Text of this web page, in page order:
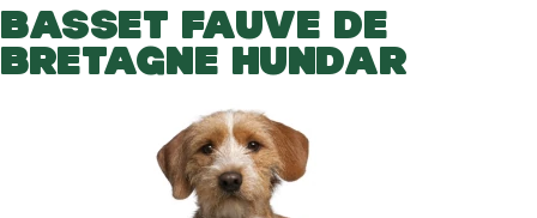
l
e
d
r
BASSET FAUVE DE
BRETAGNE HUNDAR